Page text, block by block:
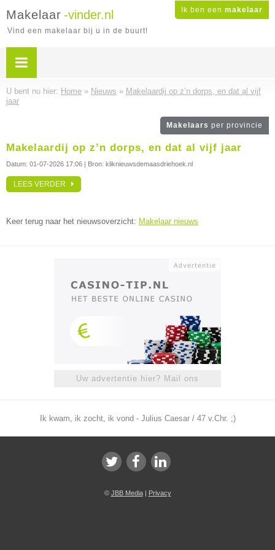
Ik ben een makelaar
Makelaar -vinder.nl
Vind een makelaar bij u in de buurt!
U bent nu hier: Home » Nieuws » Makelaardij op z’n dorps, en dat al vijf
jaar
Makelaars per provincie
Makelaardij op z’n dorps, en dat al vijf jaar
Datum: 01-07-2026 17:06 | Bron: kliknieuwsdemaasdriehoek.nl
LEES VERDER
Keer terug naar het nieuwsoverzicht: Makelaar nieuws
Uw advertentie hier? Mail ons
Ik kwam, ik zocht, ik vond - Julius Caesar / 47 v.Chr. ;)
© JBB Media| Privacy